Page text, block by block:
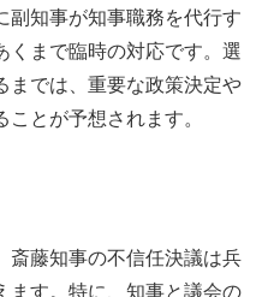
副知事が知事職務を代行す
くまで臨時の対応です。選
までは、重要な政策決定や
とが予想されます。
斎藤知事の不信任決議は兵
ます。特に、知事と議会の